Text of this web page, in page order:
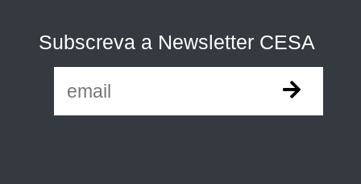
Subscreva a Newsletter CESA